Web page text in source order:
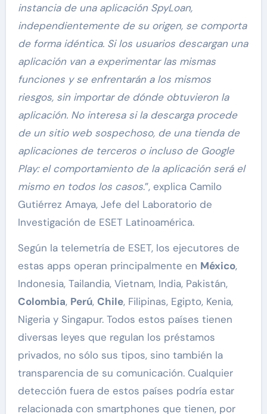
instancia de una aplicación SpyLoan,
independientemente de su origen, se comporta
de forma idéntica. Si los usuarios descargan una
aplicación van a experimentar las mismas
funciones y se enfrentarán a los mismos
riesgos, sin importar de dónde obtuvieron la
aplicación. No interesa si la descarga procede
de un sitio web sospechoso, de una tienda de
aplicaciones de terceros o incluso de Google
Play: el comportamiento de la aplicación será el
mismo en todos los casos.”, explica Camilo
Gutiérrez Amaya, Jefe del Laboratorio de
Investigación de ESET Latinoamérica.
Según la telemetría de ESET, los ejecutores de
estas apps operan principalmente en México,
Indonesia, Tailandia, Vietnam, India, Pakistán,
Colombia, Perú, Chile, Filipinas, Egipto, Kenia,
Nigeria y Singapur. Todos estos países tienen
diversas leyes que regulan los préstamos
privados, no sólo sus tipos, sino también la
transparencia de su comunicación. Cualquier
detección fuera de estos países podría estar
relacionada con smartphones que tienen, por